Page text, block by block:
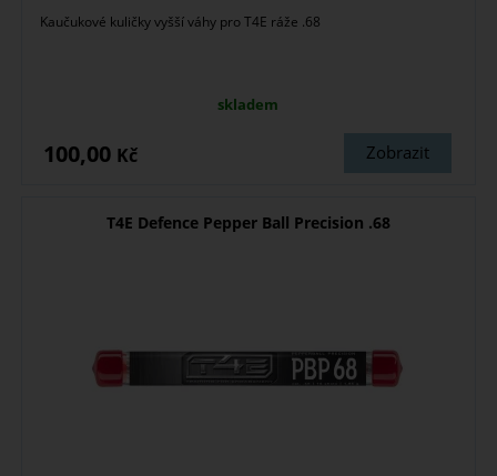
Kaučukové kuličky vyšší váhy pro T4E ráže .68
skladem
Zobrazit
100,00 Kč
T4E Defence Pepper Ball Precision .68